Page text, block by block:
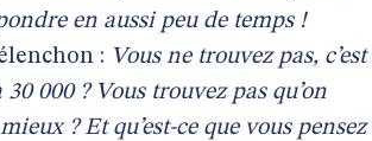
en aussi peu de temps !
: Vous ne trouvez pas, c’est
000 ? Vous trouvez pas qu’on
? Et qu’est-ce que vous pensez